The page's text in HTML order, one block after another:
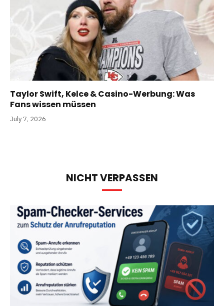
Taylor Swift, Kelce & Casino-Werbung: Was
Fans wissen müssen
July 7, 2026
NICHT VERPASSEN